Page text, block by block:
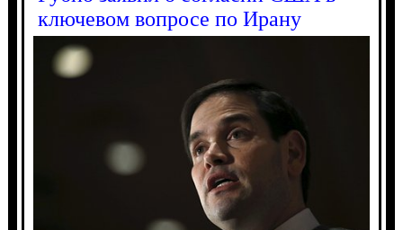
ключевом вопросе по Ирану